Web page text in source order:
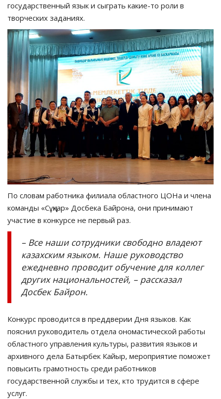
государственный язык и сыграть какие-то роли в
творческих заданиях.
По словам работника филиала областного ЦОНа и члена
команды «Сұңқар» Досбека Байрона, они принимают
участие в конкурсе не первый раз.
– Все наши сотрудники свободно владеют
казахским языком. Наше руководство
ежедневно проводит обучение для коллег
других национальностей, – рассказал
Досбек Байрон.
Конкурс проводится в преддверии Дня языков. Как
пояснил руководитель отдела ономастической работы
областного управления культуры, развития языков и
архивного дела Батырбек Кайыр, мероприятие поможет
повысить грамотность среди работников
государственной службы и тех, кто трудится в сфере
услуг.